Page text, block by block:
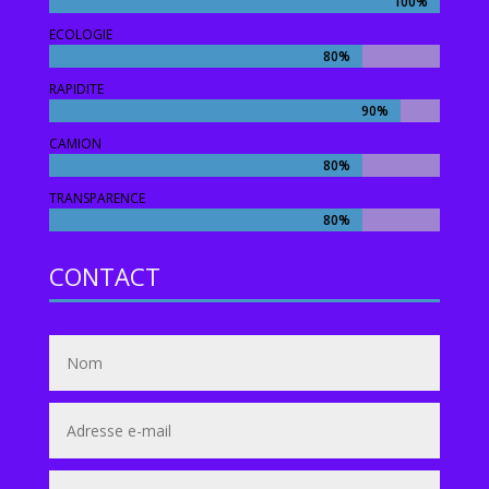
ECOLOGIE
80%
80%
RAPIDITE
90%
90%
CAMION
80%
80%
TRANSPARENCE
80%
80%
CONTACT